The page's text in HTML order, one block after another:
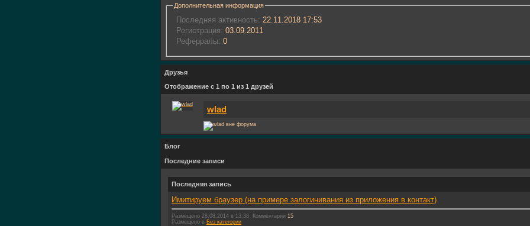
Дополнительная информация
Последняя активность: 22.11.2018 17:53
Регистрация: 03.09.2011
Реферралы: 0
Друзья
Отображение с 1 по 1 из 1 друзей
wlad
Блог
Последние записи
Последняя запись
Имитируем браузер (на примере залогинивания из приложения в контакт)
Размещено 28.08.2014 в 13:38 Комментарии 15
Размещено в Без категории